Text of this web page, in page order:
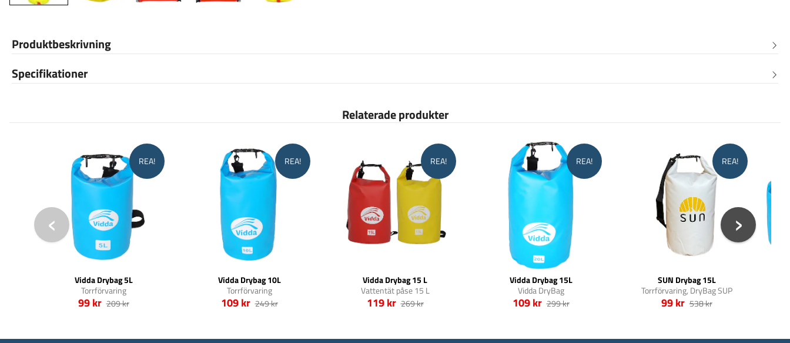
Produktbeskrivning
Specifikationer
Relaterade produkter
REA!
Vidda Drybag 5L
Torrförvaring
99 kr 209 kr
REA!
Vidda Drybag 10L
Torrförvaring
109 kr 249 kr
REA!
Vidda Drybag 15 L
Vattentät påse 15 L
119 kr 269 kr
REA!
Vidda Drybag 15L
Vidda DryBag
109 kr 299 kr
REA!
SUN Drybag 15L
Torrförvaring, DryBag SUP
99 kr 538 kr